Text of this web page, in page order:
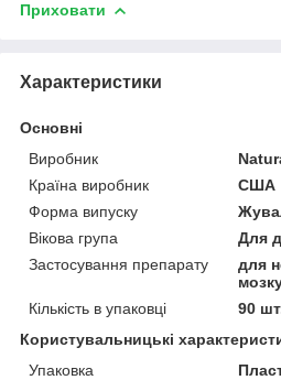
Приховати
Характеристики
Основні
Виробник
Країна виробник
США
Форма випуску
Вікова група
Для
Застосування препарату
для
Кількість в упаковці
90
Користувальницькі
Упаковка